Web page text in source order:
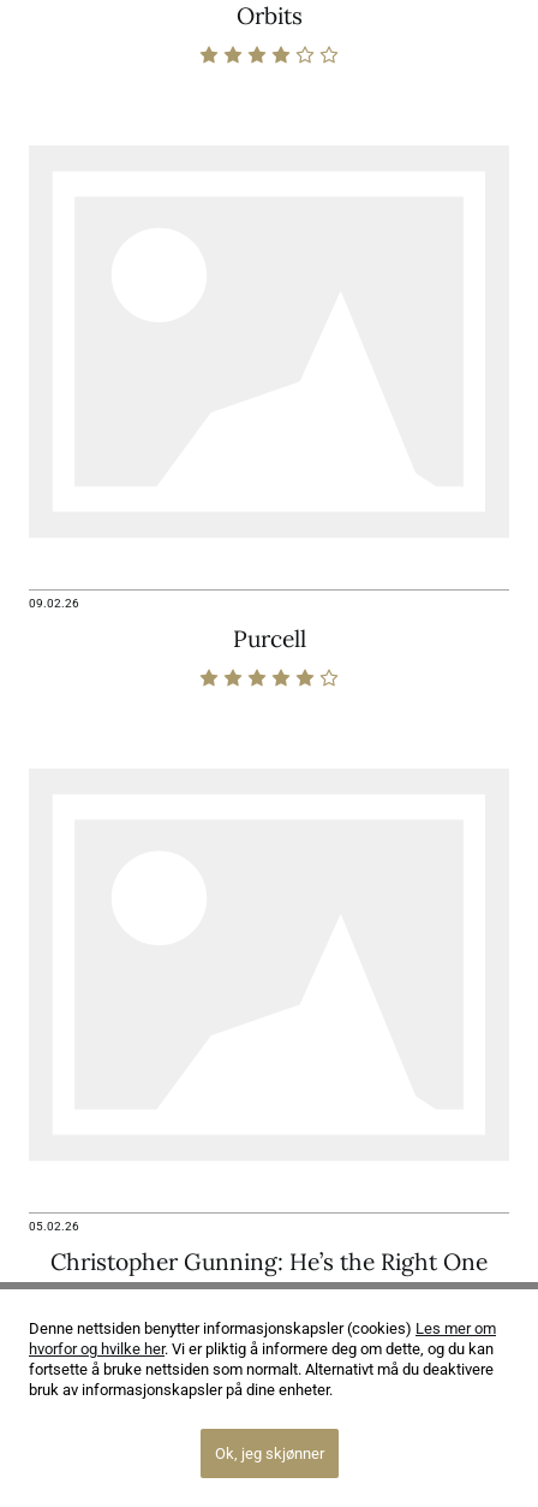
Orbits
09.02.26
Purcell
05.02.26
Christopher Gunning: He’s the Right One
Denne nettsiden benytter informasjonskapsler (cookies) Les mer om
hvorfor og hvilke her. Vi er pliktig å informere deg om dette, og du kan
fortsette å bruke nettsiden som normalt. Alternativt må du deaktivere
bruk av informasjonskapsler på dine enheter.
Ok, jeg skjønner